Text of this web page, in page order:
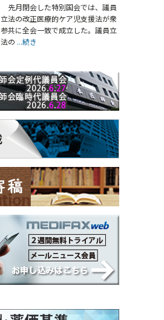
先月閉会した特別国会では、議員
立法の改正医療的ケア児支援法が衆
参共に全会一致で成立した。議員立
法の ...続き